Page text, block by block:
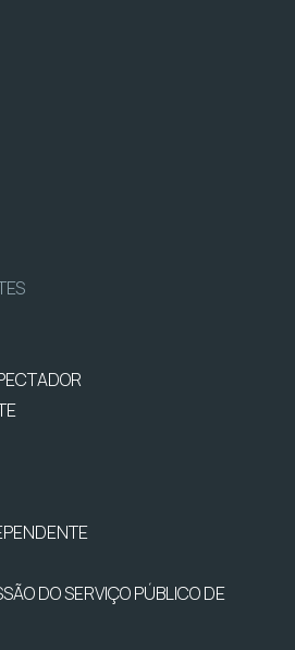
DO SERVIÇO PÚBLICO DE